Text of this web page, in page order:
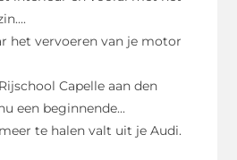
het vervoeren van je motor
Capelle aan den
een beginnende...
te halen valt uit je Audi.